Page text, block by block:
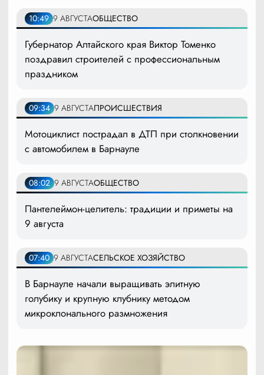
10:49 9 АВГУСТАОБЩЕСТВО
Губернатор Алтайского края Виктор Томенко
поздравил строителей с профессиональным
праздником
09:34 9 АВГУСТАПРОИСШЕСТВИЯ
Мотоциклист пострадал в ДТП при столкновении
с автомобилем в Барнауле
08:02 9 АВГУСТАОБЩЕСТВО
Пантелеймон-целитель: традиции и приметы на
9 августа
07:40 9 АВГУСТАСЕЛЬСКОЕ ХОЗЯЙСТВО
В Барнауле начали выращивать элитную
голубику и крупную клубнику методом
микроклонального размножения